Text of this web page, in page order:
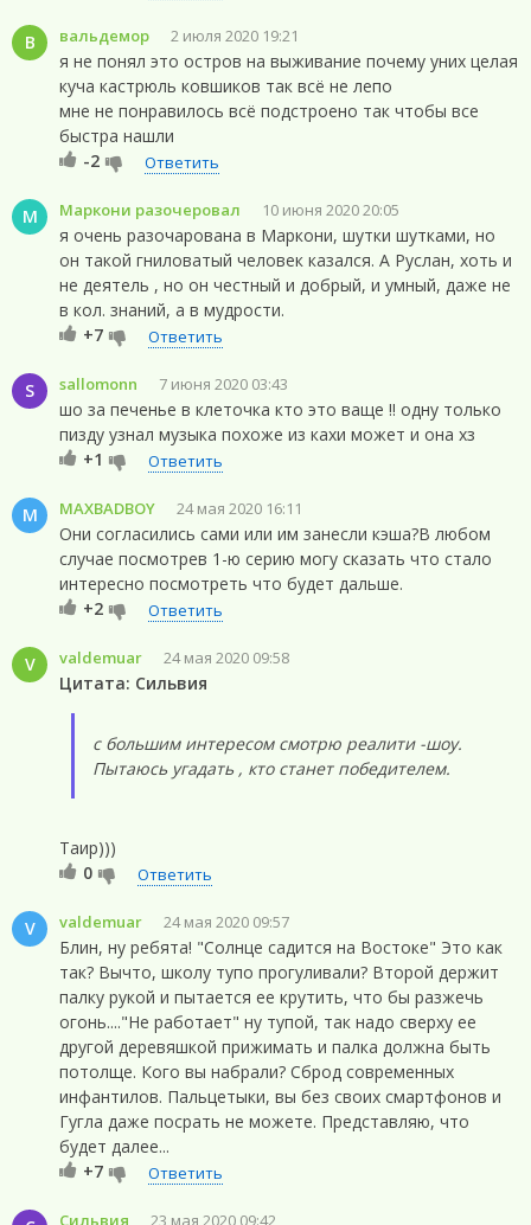
В вальдемор 2 июля 2020 19:21
я не понял это остров на выживание почему уних целая
куча кастрюль ковшиков так всё не лепо
мне не понравилось всё подстроено так чтобы все
быстра нашли
-2
Ответить
М Маркони разочеровал 10 июня 2020 20:05
я очень разочарована в Маркони, шутки шутками, но
он такой гниловатый человек казался. А Руслан, хоть и
не деятель , но он честный и добрый, и умный, даже не
в кол. знаний, а в мудрости.
+7
Ответить
S sallomonn 7 июня 2020 03:43
шо за печенье в клеточка кто это ваще !! одну только
пизду узнал музыка похоже из кахи может и она хз
+1
Ответить
M MAXBADBOY 24 мая 2020 16:11
Они согласились сами или им занесли кэша?В любом
случае посмотрев 1-ю серию могу сказать что стало
интересно посмотреть что будет дальше.
+2
Ответить
V valdemuar 24 мая 2020 09:58
Цитата: Сильвия
с большим интересом смотрю реалити -шоу.
Пытаюсь угадать , кто станет победителем.
Таир)))
0
Ответить
V valdemuar 24 мая 2020 09:57
Блин, ну ребята! "Солнце садится на Востоке" Это как
так? Вычто, школу тупо прогуливали? Второй держит
палку рукой и пытается ее крутить, что бы разжечь
огонь...."Не работает" ну тупой, так надо сверху ее
другой деревяшкой прижимать и палка должна быть
потолще. Кого вы набрали? Сброд современных
инфантилов. Пальцетыки, вы без своих смартфонов и
Гугла даже посрать не можете. Представляю, что
будет далее...
+7
Ответить
Сильвия 23 мая 2020 09:42